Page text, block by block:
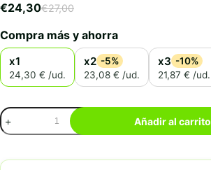
€27,00
El
precio
original
€27,00.
€24,30El
precio
actual
€24,30.
Compra más y ahorra
x1
24,30 € /ud.
x2 -5%
23,08 € /ud.
x3 -10%
21,87 € /ud.
Alpha
Spirit
Pate
Conejo
Añadir al carrito